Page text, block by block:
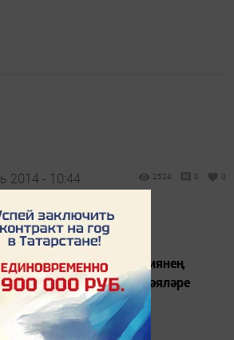
2014 - 10:44 2524 0 0
экономик санкциянеӊ
башлады. Азык-төлек бәяләре
яшәүче туганнар.